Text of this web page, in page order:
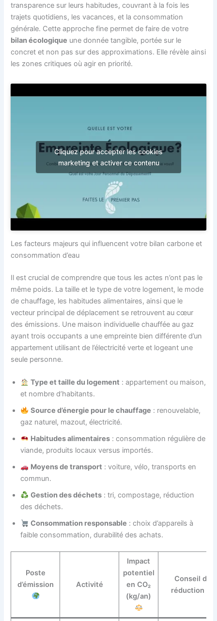
transparence sur leurs habitudes, couvrant à la fois les
trajets quotidiens, les vacances, et la consommation
générale. Cette approche fine permet de faire de votre
bilan écologique une donnée tangible, portée sur le
concret et non pas sur des approximations. Elle révèle ainsi
les zones critiques où agir en priorité.
Cliquez pour accepter les cookies
marketing et activer ce contenu
Les facteurs majeurs qui influencent votre bilan carbone et
consommation d’eau
Il est crucial de comprendre que tous les actes n’ont pas le
même poids. La taille et le type de votre logement, le mode
de chauffage, les habitudes alimentaires, ainsi que le
vecteur principal de déplacement se retrouvent au cœur
des émissions. Une maison individuelle chauffée au gaz
ayant trois occupants a une empreinte bien différente d’un
appartement utilisant de l’électricité verte et logeant une
seule personne.
Type et taille du logement : appartement ou maison,
et nombre d’habitants.
Source d’énergie pour le chauffage : renouvelable,
gaz naturel, mazout, électricité.
Habitudes alimentaires : consommation régulière de
viande, produits locaux versus importés.
Moyens de transport : voiture, vélo, transports en
commun.
Gestion des déchets : tri, compostage, réduction
des déchets.
Consommation responsable : choix d’appareils à
faible consommation, durabilité des achats.
Poste
d’émission
Activité
Impact
potentiel
en CO₂
(kg/an)
Conseil de
réduction